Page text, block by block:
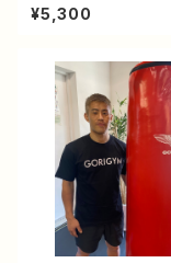
¥5,300